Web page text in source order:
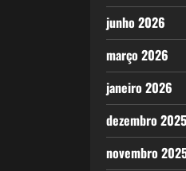
junho 2026
março 2026
janeiro 2026
dezembro 2025
novembro